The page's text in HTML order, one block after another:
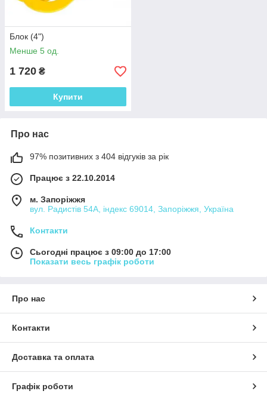
Блок (4")
Менше 5 од.
1 720 ₴
Купити
Про нас
97% позитивних з 404 відгуків за рік
Працює з 22.10.2014
м. Запоріжжя
вул. Радистів 54А, індекс 69014, Запоріжжя, Україна
Контакти
Сьогодні працює з 09:00 до 17:00
Показати весь графік роботи
Про нас
Контакти
Доставка та оплата
Графік роботи